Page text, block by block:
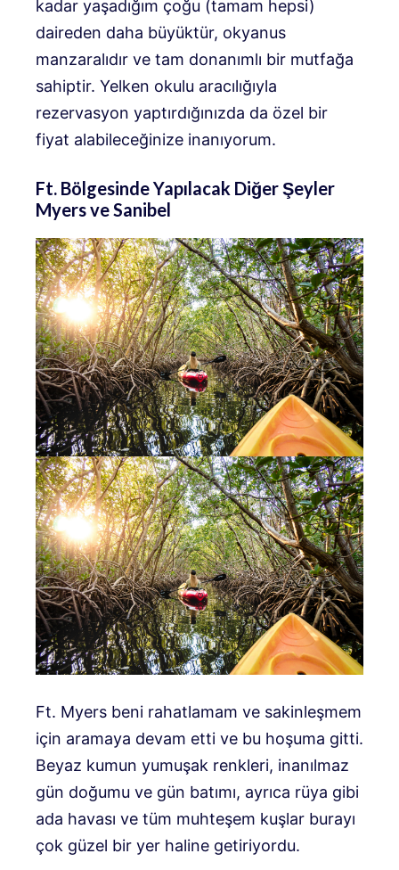
kadar yaşadığım çoğu (tamam hepsi)
daireden daha büyüktür, okyanus
manzaralıdır ve tam donanımlı bir mutfağa
sahiptir. Yelken okulu aracılığıyla
rezervasyon yaptırdığınızda da özel bir
fiyat alabileceğinize inanıyorum.
Ft. Bölgesinde Yapılacak Diğer Şeyler
Myers ve Sanibel
Ft. Myers beni rahatlamam ve sakinleşmem
için aramaya devam etti ve bu hoşuma gitti.
Beyaz kumun yumuşak renkleri, inanılmaz
gün doğumu ve gün batımı, ayrıca rüya gibi
ada havası ve tüm muhteşem kuşlar burayı
çok güzel bir yer haline getiriyordu.